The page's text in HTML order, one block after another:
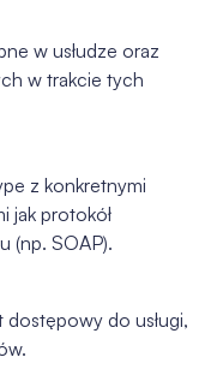
w usłudze oraz
w trakcie tych
z konkretnymi
jak protokół
(np. SOAP).
do usługi,